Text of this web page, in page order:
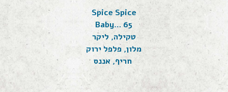
Spice Spice
Baby… 65
טקילה, ליקר
מלון, פלפל ירוק